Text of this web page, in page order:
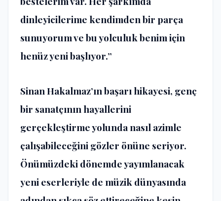
dinleyicilerime kendimden bir parça
sunuyorum ve bu yolculuk benim için
henüz yeni başlıyor.”
Sinan Hakalmaz’ın başarı hikayesi, genç
bir sanatçının hayallerini
gerçekleştirme yolunda nasıl azimle
çalışabileceğini gözler önüne seriyor.
Önümüzdeki dönemde yayımlanacak
yeni eserleriyle de müzik dünyasında